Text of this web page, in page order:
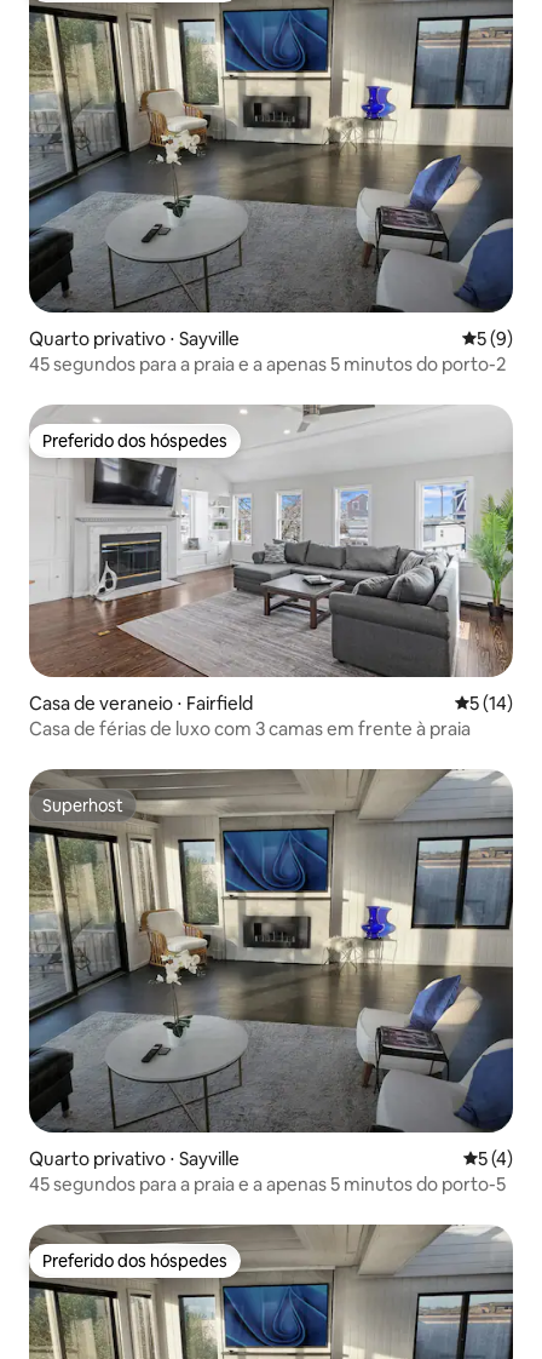
Quarto privativo ⋅ Sayville 5 de
5 (9)
45 segundos para a praia e a apenas 5 minutos do porto-2
Preferido dos hóspedes
Preferido dos hóspedes
Casa de veraneio ⋅ Fairfield 5 de uma
5 (14)
Casa de férias de luxo com 3 camas em frente à praia
Superhost
Superhost
Quarto privativo ⋅ Sayville 5 de
5 (4)
45 segundos para a praia e a apenas 5 minutos do porto-5
Preferido dos hóspedes
Preferido dos hóspedes